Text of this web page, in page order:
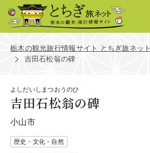
栃木の観光旅行情報サイト とちぎ旅ネット
吉田石松翁の碑
よしだいしまつおうのひ
吉田石松翁の碑
小山市
歴史・文化・自然